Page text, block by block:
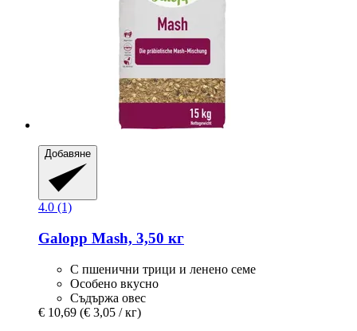
Добавяне
4.0 (1)
Galopp Mash, 3,50 кг
С пшенични трици и ленено семе
Особено вкусно
Съдържа овес
€ 10,69 (€ 3,05 / кг)